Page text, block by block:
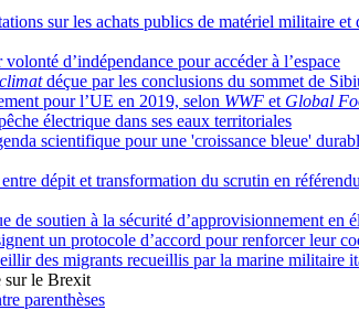
sur les achats publics de matériel militaire et
d’indépendance pour accéder à l’espace
déçue par les conclusions du sommet de
pour l’UE en 2019, selon WWF et Global
électrique dans ses eaux territoriales
scientifique pour une 'croissance bleue'
dépit et transformation du scrutin en
de soutien à la sécurité d’approvisionnement en
un protocole d’accord pour renforcer leur
des migrants recueillis par la marine militaire
sur le Brexit
parenthèses